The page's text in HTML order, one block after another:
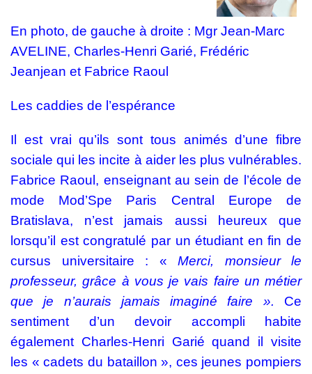
En photo, de gauche à droite : Mgr Jean-Marc
AVELINE, Charles-Henri Garié, Frédéric
Jeanjean et Fabrice Raoul
Les caddies de l’espérance
Il est vrai qu’ils sont tous animés d’une fibre
sociale qui les incite à aider les plus vulnérables.
Fabrice Raoul, enseignant au sein de l’école de
mode Mod’Spe Paris Central Europe de
Bratislava, n’est jamais aussi heureux que
lorsqu’il est congratulé par un étudiant en fin de
cursus universitaire : « Merci, monsieur le
professeur, grâce à vous je vais faire un métier
que je n’aurais jamais imaginé faire ». Ce
sentiment d’un devoir accompli habite
également Charles-Henri Garié quand il visite
les « cadets du bataillon », ces jeunes pompiers